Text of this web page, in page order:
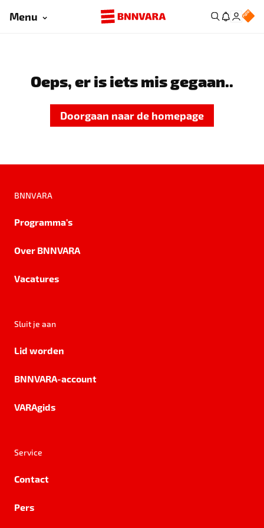
Menu
Oeps, er is iets mis gegaan..
Doorgaan naar de homepage
BNNVARA
Programma's
Over BNNVARA
Vacatures
Sluit je aan
Lid worden
BNNVARA-account
VARAgids
Service
Contact
Pers